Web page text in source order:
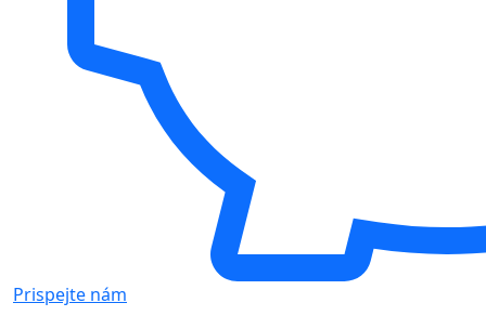
Prispejte nám